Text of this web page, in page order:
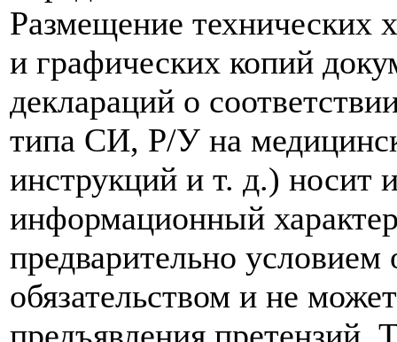
Размещение технических
и графических копий
деклараций о
типа СИ, Р/У на
инструкций и т. д.) носит
информационный
предварительно условием
обязательством и не